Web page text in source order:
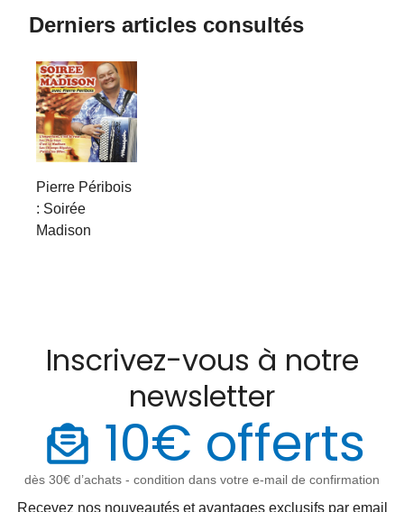
Derniers articles consultés
Pierre Péribois
: Soirée
Madison
Inscrivez-vous à notre
newsletter
10€ offerts
dès 30€ d’achats - condition dans votre e-mail de confirmation
Recevez nos nouveautés et avantages exclusifs par email